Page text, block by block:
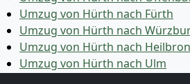
Umzug von Hürth nach Fürth
Umzug von Hürth nach
Umzug von Hürth nach
Umzug von Hürth nach Ulm